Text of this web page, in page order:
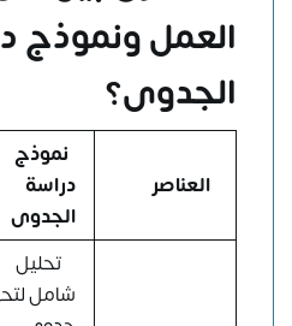
العمل ونموذج
الجدوى؟
العناصر
نموذج
دراسة
الجدوى
تحليل
شامل